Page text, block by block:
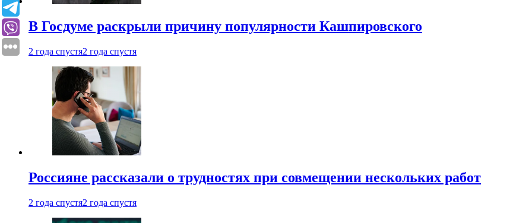
В Госдуме раскрыли причину популярности Кашпировского
2 года спустя2 года спустя
Россияне рассказали о трудностях при совмещении нескольких работ
2 года спустя2 года спустя